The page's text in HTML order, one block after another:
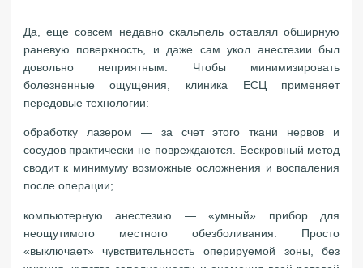
Да, еще совсем недавно скальпель оставлял обширную
раневую поверхность, и даже сам укол анестезии был
довольно неприятным. Чтобы минимизировать
болезненные ощущения, клиника ЕСЦ применяет
передовые технологии:
обработку лазером — за счет этого ткани нервов и
сосудов практически не повреждаются. Бескровный метод
сводит к минимуму возможные осложнения и воспаления
после операции;
компьютерную анестезию — «умный» прибор для
неощутимого местного обезболивания. Просто
«выключает» чувствительность оперируемой зоны, без